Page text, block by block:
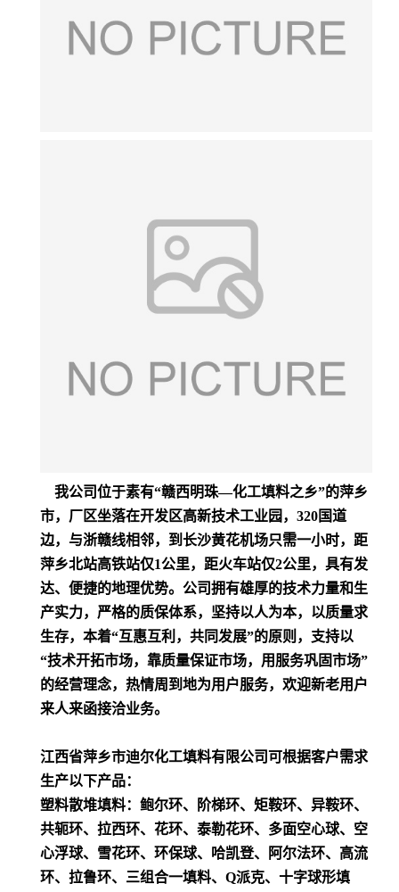
我公司位于素有“赣西明珠—化工填料之乡”的萍乡
市，厂区坐落在开发区高新技术工业园，320国道
边，与浙赣线相邻，到长沙黄花机场只需一小时，距
萍乡北站高铁站仅1公里，距火车站仅2公里，具有发
达、便捷的地理优势。公司拥有雄厚的技术力量和生
产实力，严格的质保体系，坚持以人为本，以质量求
生存，本着“互惠互利，共同发展”的原则，支持以
“技术开拓市场，靠质量保证市场，用服务巩固市场”
的经营理念，热情周到地为用户服务，欢迎新老用户
来人来函接洽业务。
江西省萍乡市迪尔化工填料有限公司可根据客户需求
生产以下产品：
塑料散堆填料：鲍尔环、阶梯环、矩鞍环、异鞍环、
共轭环、拉西环、花环、泰勒花环、多面空心球、空
心浮球、雪花环、环保球、哈凯登、阿尔法环、高流
环、拉鲁环、三组合一填料、Q派克、十字球形填